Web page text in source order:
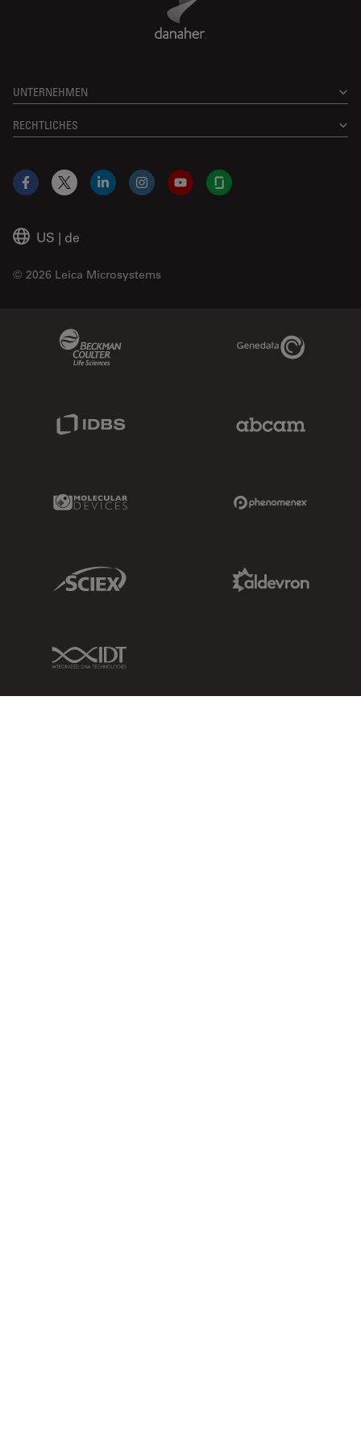
UNTERNEHMEN
RECHTLICHES
US | de
© 2026 Leica Microsystems
Facebook
X LinkedInInstagramYouTubeGlassdoor
Genedata Link
Molecular Devices Link
Sciex Link
IDT Link